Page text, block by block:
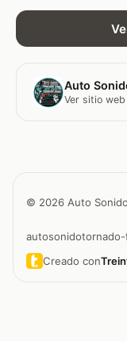
Auto
Ver sitio
© 2026 Auto
Creado con